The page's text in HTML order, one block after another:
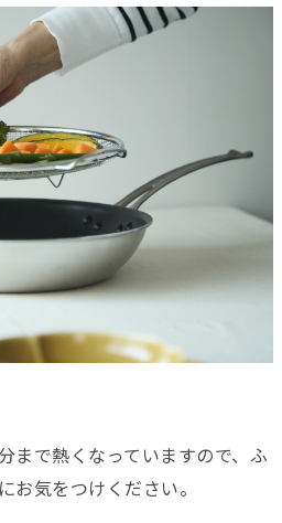
まで熱くなっていますので、ふ
お気をつけください。